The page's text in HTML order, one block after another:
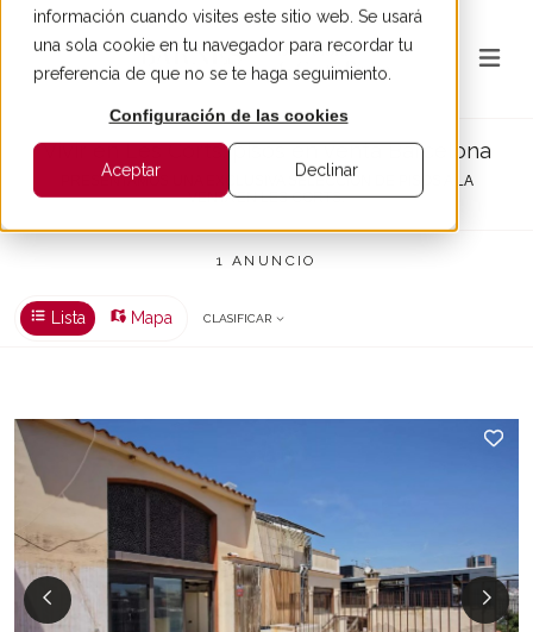
información cuando visites este sitio web. Se usará
una sola cookie en tu navegador para recordar tu
preferencia de que no se te haga seguimiento.
Configuración de las cookies
Aceptar Declinar
Vivir en Les Corts: pisos en venta Barcelona
PRESENTAMOS UNA EXCLUSIVA SELECCIÓN DE PISOS A LA
VENTA EN LES CORTS.
1 ANUNCIO
Lista Mapa CLASIFICAR